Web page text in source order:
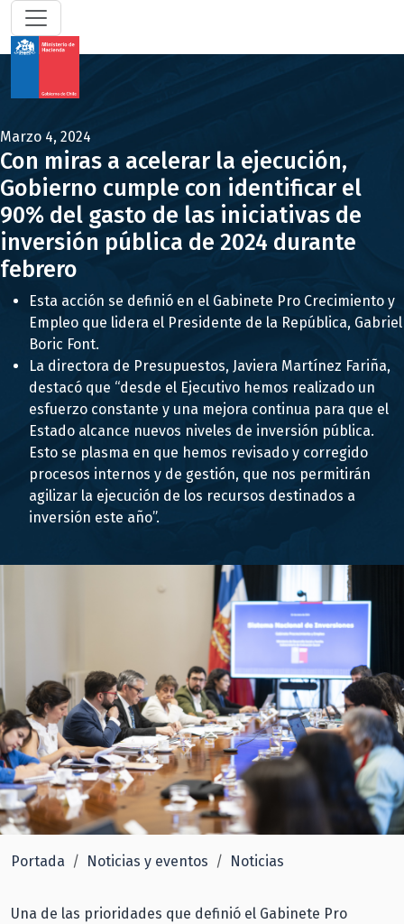
Marzo 4, 2024
Con miras a acelerar la ejecución,
Gobierno cumple con identificar el
90% del gasto de las iniciativas de
inversión pública de 2024 durante
febrero
Esta acción se definió en el Gabinete Pro Crecimiento y
Empleo que lidera el Presidente de la República, Gabriel
Boric Font.
La directora de Presupuestos, Javiera Martínez Fariña,
destacó que “desde el Ejecutivo hemos realizado un
esfuerzo constante y una mejora continua para que el
Estado alcance nuevos niveles de inversión pública.
Esto se plasma en que hemos revisado y corregido
procesos internos y de gestión, que nos permitirán
agilizar la ejecución de los recursos destinados a
inversión este año”.
Portada Noticias y eventos Noticias
Una de las prioridades que definió el Gabinete Pro